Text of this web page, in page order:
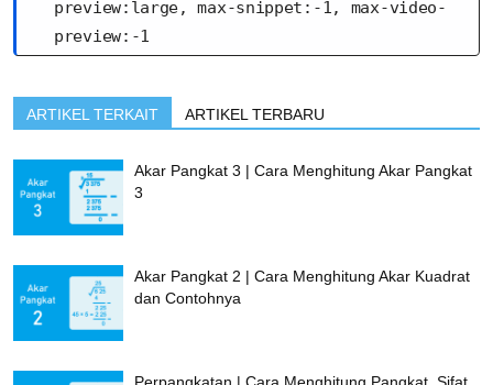
preview:large, max-snippet:-1, max-video-
preview:-1
ARTIKEL TERKAIT ARTIKEL TERBARU
Akar Pangkat 3 | Cara Menghitung Akar Pangkat
3
Akar Pangkat 2 | Cara Menghitung Akar Kuadrat
dan Contohnya